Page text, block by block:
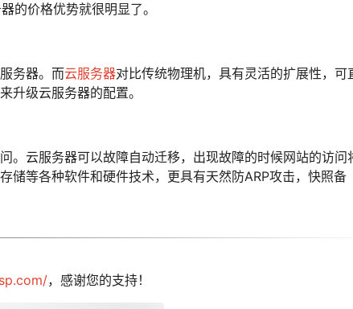
的价格优势就很明显了。
务器。而云服务器对比传统物理机，具有灵活的扩展性，可
升级云服务器的配置。
。云服务器可以故障自动迁移，出现故障的时候网站的访问
储等各种软件和硬件技术，更具有天然防ARP攻击，快照备
，感谢您的支持！